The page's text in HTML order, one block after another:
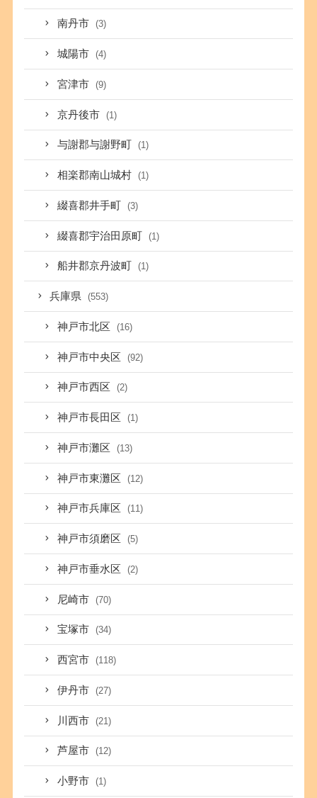
南丹市 (3)
城陽市 (4)
宮津市 (9)
京丹後市 (1)
与謝郡与謝野町 (1)
相楽郡南山城村 (1)
綴喜郡井手町 (3)
綴喜郡宇治田原町 (1)
船井郡京丹波町 (1)
兵庫県 (553)
神戸市北区 (16)
神戸市中央区 (92)
神戸市西区 (2)
神戸市長田区 (1)
神戸市灘区 (13)
神戸市東灘区 (12)
神戸市兵庫区 (11)
神戸市須磨区 (5)
神戸市垂水区 (2)
尼崎市 (70)
宝塚市 (34)
西宮市 (118)
伊丹市 (27)
川西市 (21)
芦屋市 (12)
小野市 (1)